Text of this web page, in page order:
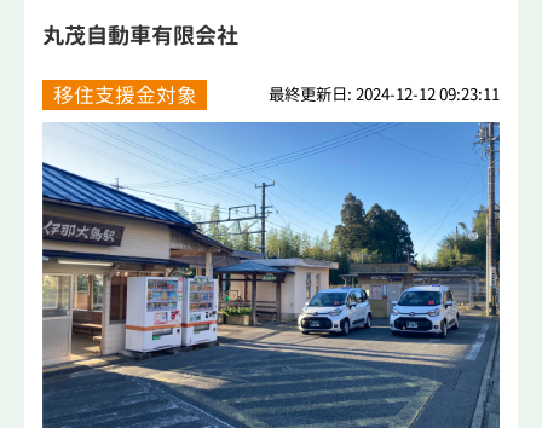
丸茂自動車有限会社
移住支援金対象 最終更新日: 2024-12-12 09:23:11